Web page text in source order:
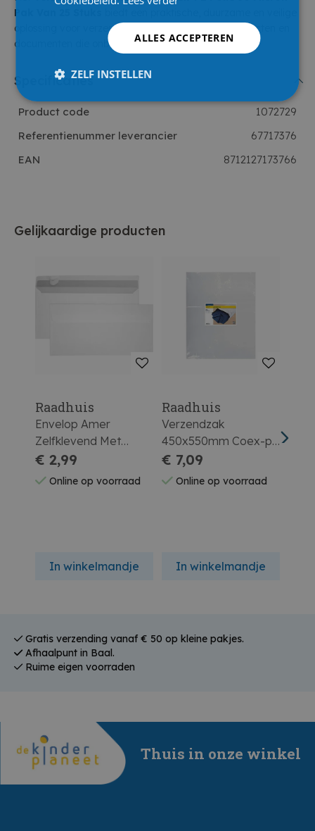
Pak Van 25 Stuks
oplossing voor verzending. Perfect voor kleine producten en
documenten die onbeschadigd moeten aankomen.
Specificaties
Product code
1072729
Referentienummer leverancier
67717376
EAN
8712127173766
Gelijkaardige producten
Raadhuis
Envelop Amer
Zelfklevend Met
Venster 25st
€ 2,99
Online op voorraad
In winkelmandje
Raadhuis
Verzendzak
450x550mm Coex-pe
Folie 50 Micron Pak
Van 25 Stuks
€ 7,09
Online op voorraad
In winkelmandje
Gratis verzending vanaf € 50 op kleine pakjes.
Afhaalpunt in Baal.
Ruime eigen voorraden
Thuis in onze winkel
ALLES ACCEPTEREN
ZELF INSTELLEN